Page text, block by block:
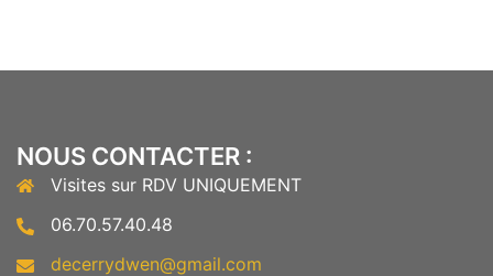
NOUS CONTACTER :
Visites sur RDV UNIQUEMENT
06.70.57.40.48
decerrydwen@gmail.com